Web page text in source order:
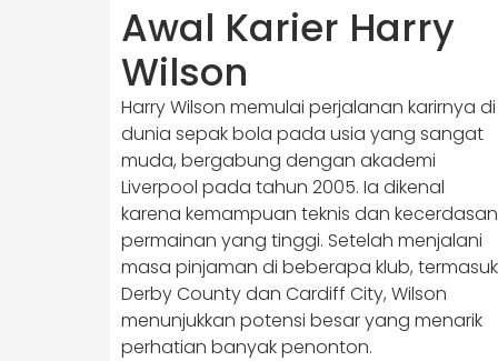
Awal Karier Harry
Wilson
Harry Wilson memulai perjalanan karirnya di
dunia sepak bola pada usia yang sangat
muda, bergabung dengan akademi
Liverpool pada tahun 2005. Ia dikenal
karena kemampuan teknis dan kecerdasan
permainan yang tinggi. Setelah menjalani
masa pinjaman di beberapa klub, termasuk
Derby County dan Cardiff City, Wilson
menunjukkan potensi besar yang menarik
perhatian banyak penonton.